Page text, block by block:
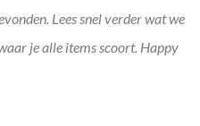
Lees snel verder wat we
je alle items scoort. Happy